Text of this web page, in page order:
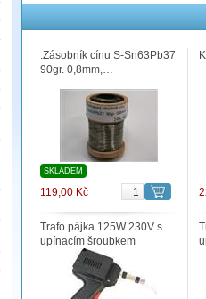
.Zásobník cínu S-Sn63Pb37
90gr. 0,8mm,…
SKLADEM
119,00 Kč
Trafo pájka 125W 230V s
upínacím šroubkem